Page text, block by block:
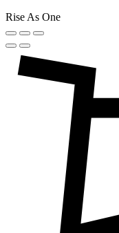
Rise As One